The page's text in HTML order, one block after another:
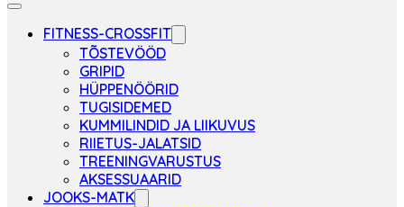
FITNESS-CROSSFIT
TÕSTEVÖÖD
GRIPID
HÜPPENÖÖRID
TUGISIDEMED
KUMMILINDID JA LIIKUVUS
RIIETUS-JALATSID
TREENINGVARUSTUS
AKSESSUAARID
JOOKS-MATK